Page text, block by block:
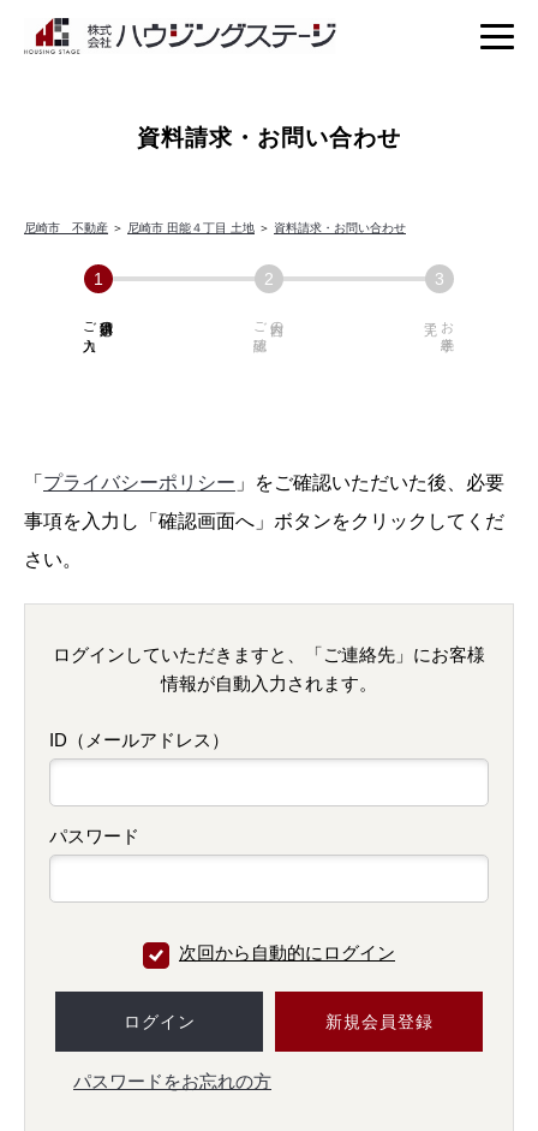
資料請求・お問い合わせ
尼崎市 不動産 ＞ 尼崎市 田能４丁目 土地 ＞ 資料請求・お問い合わせ
必須項目の
ご入力 内容の
ご確認 お手続き
「 プライバシーポリシー 」をご確認いただいた後、必要
事項を入力し「確認画面へ」ボタンをクリックしてくだ
さい。
ログインしていただきますと、「ご連絡先」にお客様
情報が自動入力されます。
ID（メールアドレス）
パスワード
次回から自動的にログイン
ログイン 新規会員登録
パスワードをお忘れの方